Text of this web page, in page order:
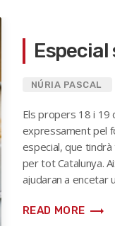
Especial
NÚRIA PASCAL
Els propers 18 i 19
expressament pel
especial, que
per tot Catalunya.
ajudaran a encetar
READ MORE trending_flat